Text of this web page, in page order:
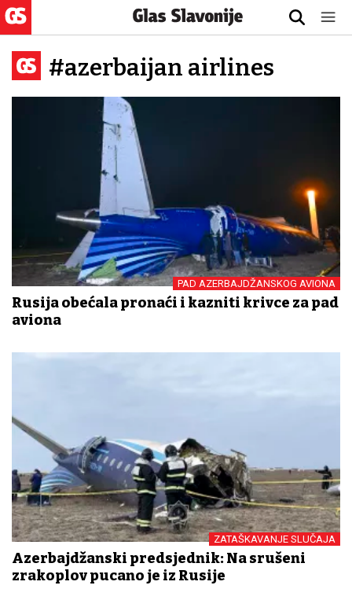
#azerbaijan airlines
PAD AZERBAJDŽANSKOG AVIONA
Rusija obećala pronaći i kazniti krivce za pad
aviona
ZATAŠKAVANJE SLUČAJA
Azerbajdžanski predsjednik: Na srušeni
zrakoplov pucano je iz Rusije